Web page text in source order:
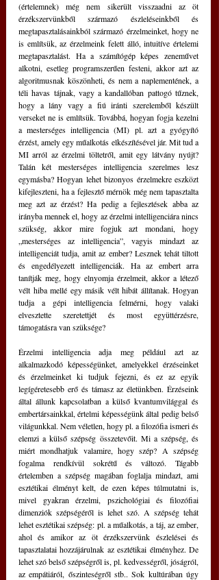
(értelemnek) még nem sikerült visszaadni az öt
érzékszervünkből származó észleléseinkből és
megtapasztalásainkból származó érzelmeinket, hogy ne
is említsük, az érzelmeink felett álló, intuitíve értelemi
megtapasztalást. Ha a számítógép képes zeneművet
alkotni, esetleg programszerűen festeni, akkor azt az
algoritmusnak köszönheti, és nem a naplementének, a
téli havas tájnak, vagy a kandallóban pattogó tűznek,
hogy a lány vagy a fiú iránti szerelemből készült
verseket ne is említsük. Továbbá, hogyan fogja kezelni
a mesterséges intelligencia (MI) pl. azt a gyógyító
érzést, amely egy műalkotás elkészítésével jár. Mit tud a
MI arról az érzelmi töltetről, amit egy látvány nyújt?
Talán két mesterséges intelligencia szerelmes lesz
egymásba? Hogyan lehet bizonyos érzelmekre eszközt
kifejleszteni, ha a fejlesztő mérnök még nem tapasztalta
meg azt az érzést? Ha pedig a fejlesztések abba az
irányba mennek el, hogy az érzelmi intelligenciára nincs
szükség, akkor mire fogjuk azt mondani, hogy
„mesterséges az intelligencia”, vagyis mindazt az
intelligenciát tudja, amit az ember? Lesznek tehát tiltott
és engedélyezett intelligenciák. Ha az embert arra
tanítják meg, hogy elnyomja érzelmeit, akkor a létező
vélt hiba mellé egy másik vélt hibát állítanak. Hogyan
tudja a gépi intelligencia felmérni, hogy valaki
elvesztette szeretettjét és most együttérzésre,
támogatásra van szüksége?
Érzelmi intelligencia adja meg például azt az
alkalmazkodó képességünket, amelyekkel érzéseinket
és érzelmeinket ki tudjuk fejezni, és ez az egyik
legígéretesebb erő és támasz az életünkben. Érzéseink
által állunk kapcsolatban a külső kvantumvilággal és
embertársainkkal, értelmi képességünk által pedig belső
világunkkal. Nem véletlen, hogy pl. a filozófia ismeri és
elemzi a külső szépség összetevőit. Mi a szépség, és
miért mondhatjuk valamire, hogy szép? A szépség
fogalma rendkívül sokrétű és változó. Tágabb
értelemben a szépség magában foglalja mindazt, ami
esztétikai élményt kelt, de ezen képes túlmutatni is,
mivel gyakran érzelmi, pszichológiai és filozófiai
dimenziók szépségéről is lehet szó. A szépség tehát
lehet esztétikai szépség: pl. a műalkotás, a táj, az ember,
ahol és amikor az öt érzékszervünk észlelései és
tapasztalatai hozzájárulnak az esztétikai élményhez. De
lehet szó belső szépségről is, pl. kedvességről, jóságról,
az empátiáról, őszinteségről stb.. Sok kultúrában úgy